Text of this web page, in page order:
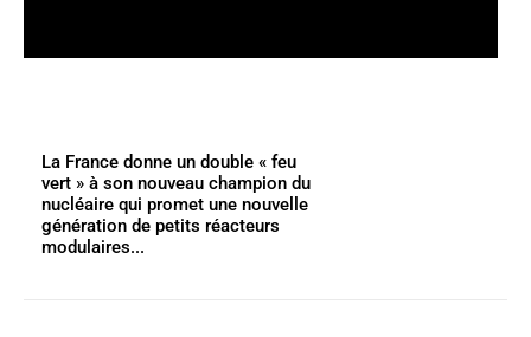
La France donne un double « feu
vert » à son nouveau champion du
nucléaire qui promet une nouvelle
génération de petits réacteurs
modulaires...